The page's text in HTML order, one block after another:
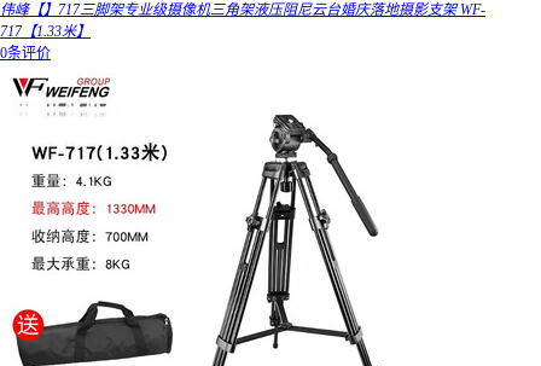
伟峰【】717三脚架专业级摄像机三角架液压阻尼云台婚庆落地摄影支架 WF-
717【1.33米】
0条评价